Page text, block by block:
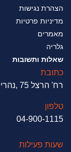
הצהרת נגישות
מדיניות פרטיות
מאמרים
גלריה
שאלות ותשובות
כתובת
רח' הרצל 75 ,נהריה
טלפון
04-900-1115
שעות פעילות